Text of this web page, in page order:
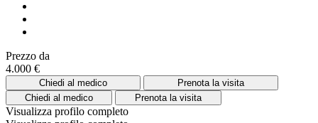
Prezzo da
4.000 €
Chiedi al medico
Prenota la visita
Chiedi al medico
Prenota la visita
Visualizza profilo completo